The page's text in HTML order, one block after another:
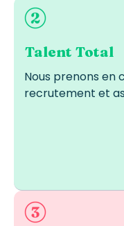
Talent Total
Nous prenons en
recrutement et
Idéal si vous
Idéal pour des